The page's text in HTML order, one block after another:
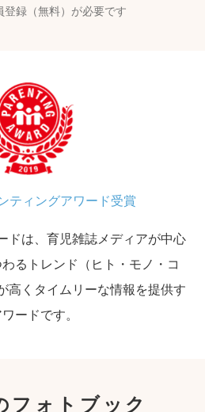
登録（無料）が必要です
ティングアワード受賞
ドは、育児雑誌メディアが中心
るトレンド（ヒト・モノ・コ
高くタイムリーな情報を提供す
ードです。
ォトブック